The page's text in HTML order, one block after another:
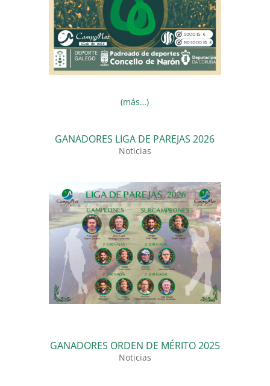
(más…)
GANADORES LIGA DE PAREJAS 2026
Noticias
GANADORES ORDEN DE MÉRITO 2025
Noticias